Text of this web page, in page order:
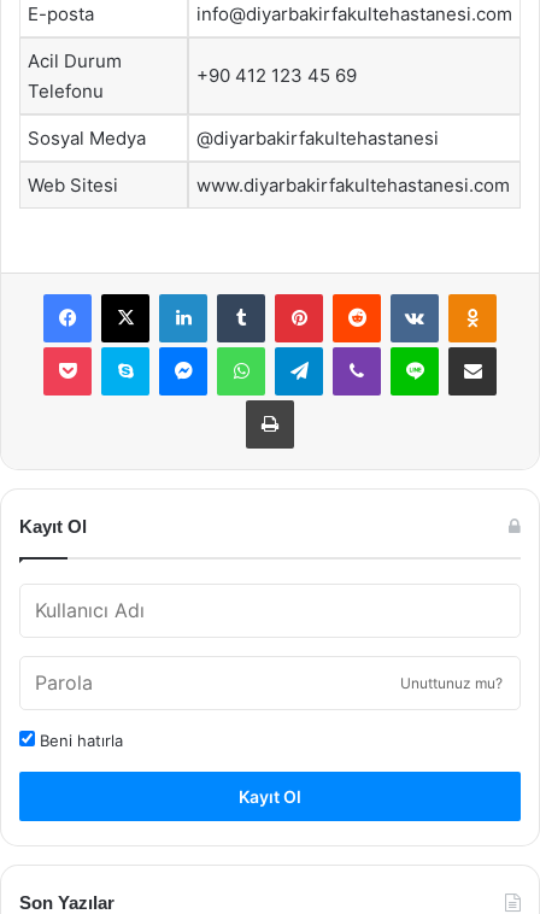
E-posta info@diyarbakirfakultehastanesi.com
Acil Durum
Telefonu
+90 412 123 45 69
Sosyal Medya @diyarbakirfakultehastanesi
Web Sitesi www.diyarbakirfakultehastanesi.com
Facebook
X LinkedInTumblr PinterestReddit VKontakte
Pocket Skype MessengerWhatsAppTelegramViber Line E-Posta ile
Yazdır
Kayıt Ol
Unuttunuz mu?
Beni hatırla
Kayıt Ol
Son Yazılar